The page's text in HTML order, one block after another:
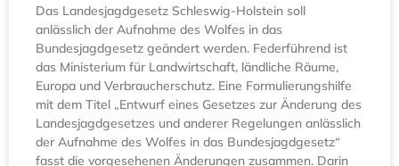
Das Landesjagdgesetz Schleswig-Holstein soll
anlässlich der Aufnahme des Wolfes in das
Bundesjagdgesetz geändert werden. Federführend ist
das Ministerium für Landwirtschaft, ländliche Räume,
Europa und Verbraucherschutz. Eine Formulierungshilfe
mit dem Titel „Entwurf eines Gesetzes zur Änderung des
Landesjagdgesetzes und anderer Regelungen anlässlich
der Aufnahme des Wolfes in das Bundesjagdgesetz“
fasst die vorgesehenen Änderungen zusammen. Darin